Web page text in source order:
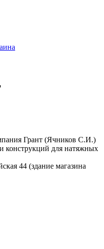
Грант (Ячников С.И.)
конструкций для натяжных
44 (здание магазина